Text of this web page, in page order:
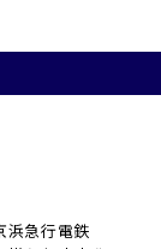
急行電鉄